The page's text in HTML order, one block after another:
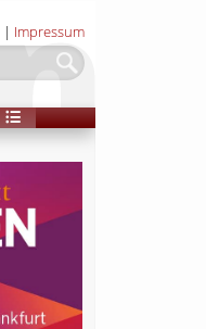
| Impressum